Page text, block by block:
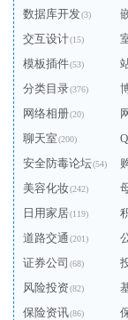
数据库开发(3)
交互设计(15)
模板插件(53)
分类目录(376)
网络相册(20)
聊天室(200)
安全防毒论坛(54)
美容化妆(242)
日用家居(119)
道路交通(201)
证券公司 (68)
风险投资(82)
保险资讯(86)